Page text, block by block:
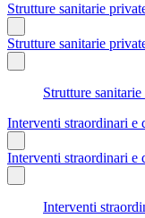
Strutture sanitarie
Strutture sanitarie
Strutture
Interventi straordinari e
Interventi straordinari e
Interventi